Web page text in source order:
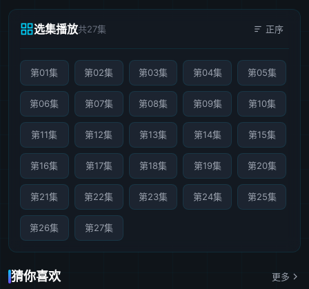
选集播放共27集 正序
第01集 第02集 第03集 第04集 第05集
第06集 第07集 第08集 第09集 第10集
第11集 第12集 第13集 第14集 第15集
第16集 第17集 第18集 第19集 第20集
第21集 第22集 第23集 第24集 第25集
第26集 第27集
猜你喜欢 更多